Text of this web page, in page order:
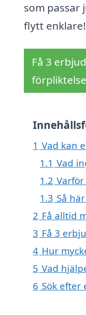
som passar
flytt enklare!
Få 3
1 Vad kan
1.1 Vad
1.2
1.3 Så
2 Få alltid
3 Få 3
4 Hur
5 Vad
6 Sök efter